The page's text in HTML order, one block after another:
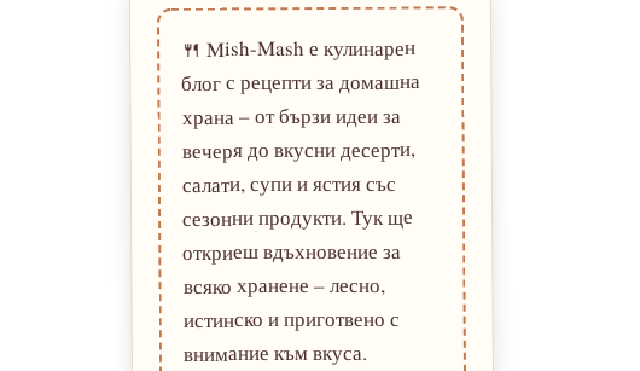
🍴Mish-Mash е кулинарен
блог с рецепти за домашна
храна – от бързи идеи за
вечеря до вкусни десерти,
салати, супи и ястия със
сезонни продукти. Тук ще
откриеш вдъхновение за
всяко хранене – лесно,
истинско и приготвено с
внимание към вкуса.